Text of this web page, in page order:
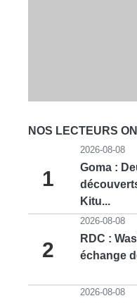
NOS LECTEURS
1
2026-08-08
Goma :
Kitu...
2
2026-08-08
RDC :
échange
2026-08-08